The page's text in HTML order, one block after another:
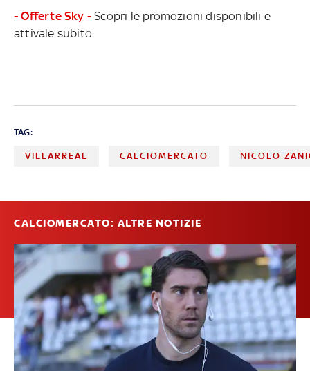
- Offerte Sky - Scopri le promozioni disponibili e
attivale subito
TAG:
VILLARREAL CALCIOMERCATO NICOLO
CALCIOMERCATO: ALTRE NOTIZIE